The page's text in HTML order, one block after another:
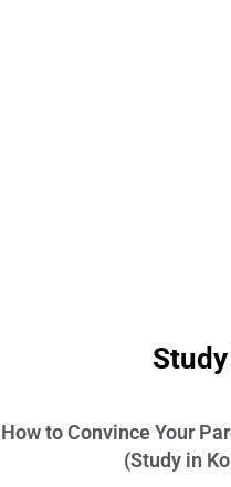
How to Convince Your
(Study in